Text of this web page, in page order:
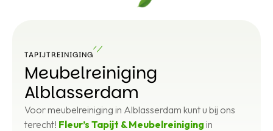
TAPIJTREINIGING
Meubelreiniging
Alblasserdam
Voor meubelreiniging in Alblasserdam kunt u bij ons
terecht! Fleur’s Tapijt & Meubelreiniging in